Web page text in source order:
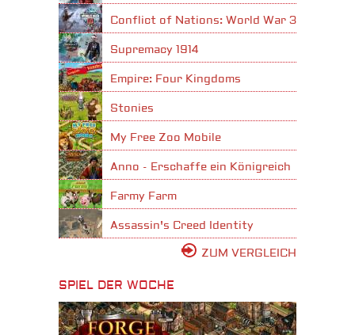
Conflict of Nations: World War 3
Supremacy 1914
Empire: Four Kingdoms
Stonies
My Free Zoo Mobile
Anno - Erschaffe ein Königreich
Farmy Farm
Assassin's Creed Identity
ZUM VERGLEICH
SPIEL DER WOCHE